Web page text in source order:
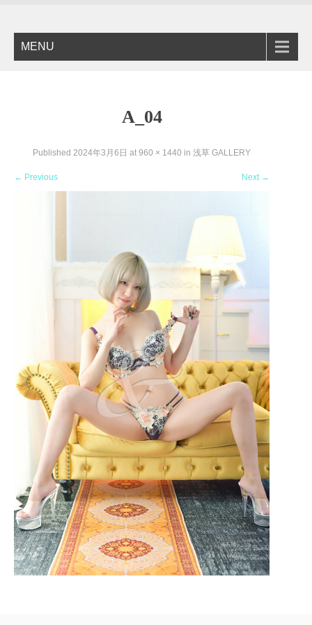
MENU
A_04
Published2024年3月6日 at960 × 1440 in浅草 GALLERY
← Previous Next →